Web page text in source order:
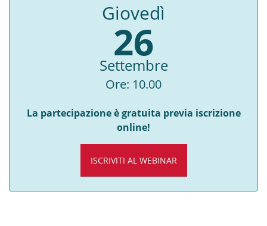
Giovedì
26
Settembre
Ore: 10.00
La partecipazione è gratuita previa iscrizione
online!
ISCRIVITI AL WEBINAR